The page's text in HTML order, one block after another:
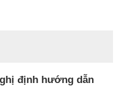
định hướng dẫn